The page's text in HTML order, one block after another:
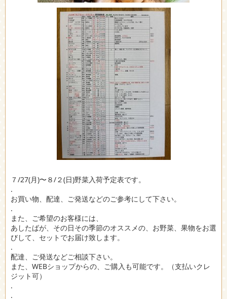
７/27(月)〜８/２(日)野菜入荷予定表です。
.
お買い物、配達、ご発送などのご参考にして下さい。
.
また、ご希望のお客様には、
あしたばが、その日その季節のオススメの、お野菜、果物をお選
びして、セットでお届け致します。
.
配達、ご発送などご相談下さい。
また、WEBショップからの、ご購入も可能です。（支払いクレ
ジット可）
.
.